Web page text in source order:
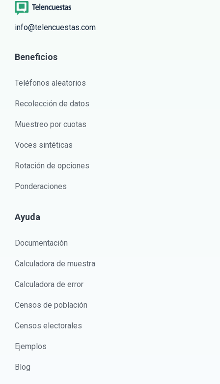
info@telencuestas.com
Beneficios
Teléfonos aleatorios
Recolección de datos
Muestreo por cuotas
Voces sintéticas
Rotación de opciones
Ponderaciones
Ayuda
Documentación
Calculadora de muestra
Calculadora de error
Censos de población
Censos electorales
Ejemplos
Blog